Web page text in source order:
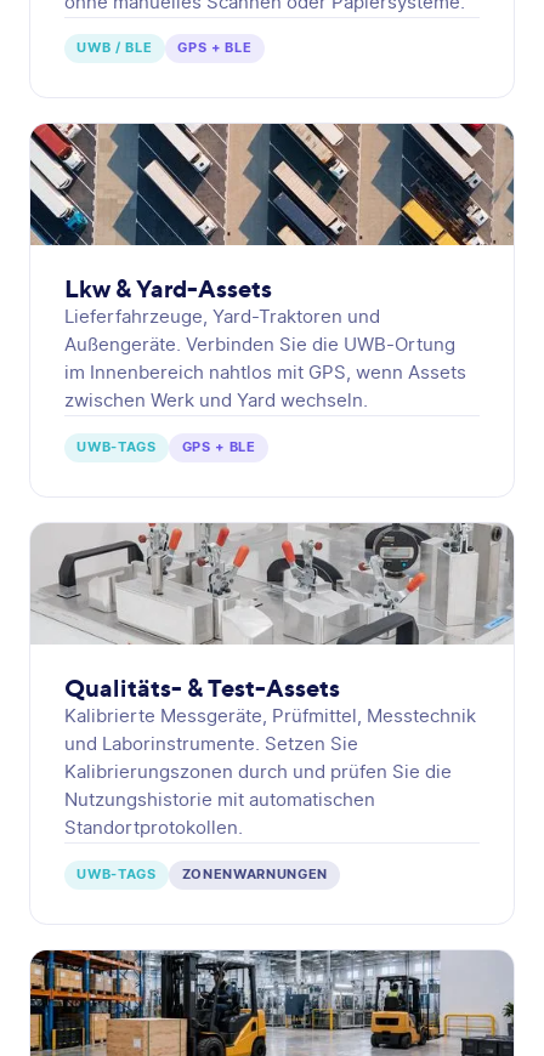
UWB / BLE GPS + BLE
Lkw & Yard-Assets
Lieferfahrzeuge, Yard-Traktoren und
Außengeräte. Verbinden Sie die UWB-Ortung
im Innenbereich nahtlos mit GPS, wenn Assets
zwischen Werk und Yard wechseln.
UWB-TAGS GPS + BLE
Qualitäts- & Test-Assets
Kalibrierte Messgeräte, Prüfmittel, Messtechnik
und Laborinstrumente. Setzen Sie
Kalibrierungszonen durch und prüfen Sie die
Nutzungshistorie mit automatischen
Standortprotokollen.
UWB-TAGS ZONENWARNUNGEN